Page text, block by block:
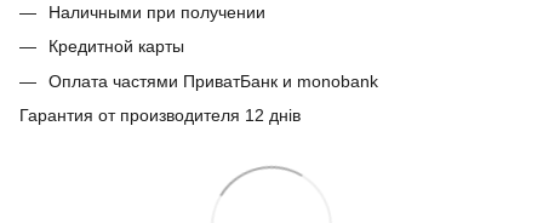
Наличными при получении
Кредитной карты
Оплата частями ПриватБанк и monobank
Гарантия от производителя 12 днів